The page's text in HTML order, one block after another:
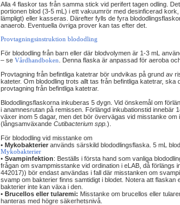
Alla 4 flaskor tas från samma stick vid perifert tagen odling.
portionen blod (3-5 mL) i ett vakuumrör med desinficerad
lämpligt) eller kasseras. Därefter fylls de fyra
anaerob. Eventuella övriga prover kan tas efter det.
Provtagningsinstruktion blododling
För blododling från barn eller där blodvolymen är 1-3 mL
– se Vårdhandboken
. Denna flaska är anpassad för aeroba
Provtagning från befintliga katetrar bör undvikas på grund av
kateter. Om blododling trots allt tas från befintliga katetrar,
provtagning från befintliga katetrar.
Blododlingsflaskorna inkuberas 5 dygn. Vid önskemål om
i anamnesrutan på remissen. Förlängd inkubationstid innebär
växer inom 5 dagar, men det bör övervägas vid misstanke
(långsamväxande Cutibacterium spp. ).
För blododling vid misstanke om
• Mykobakterier används särskild blododlingsflaska. 5 mL
Mykobakterier
• Svampinfektion: Beställs i första hand som vanliga
frågan om svampmisstanke vid ordination i eLAB, då
442017)) bör endast användas i fall där misstanken om
svamp om bakterier finns samtidigt i blodet. Notera att
bakterier inte kan växa i den.
• Brucellos eller tularemi: Misstanke om brucellos eller
hanteras med högre säkerhetsnivå.